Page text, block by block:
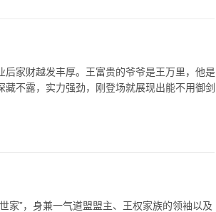
家财越发丰厚。王富贵的爷爷是王万里，他是
不露，实力强劲，刚登场就展现出能不用御剑
家”，身兼一气道盟盟主、王权家族的领袖以及